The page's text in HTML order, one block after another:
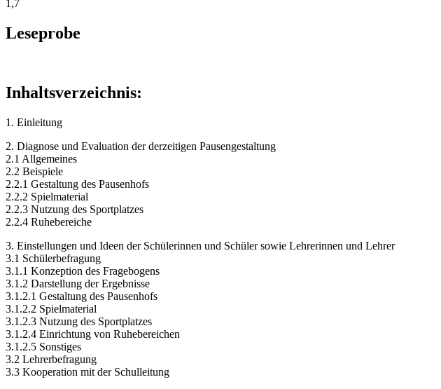
1,7
Leseprobe
Inhaltsverzeichnis:
1. Einleitung
2. Diagnose und Evaluation der derzeitigen Pausengestaltung
2.1 Allgemeines
2.2 Beispiele
2.2.1 Gestaltung des Pausenhofs
2.2.2 Spielmaterial
2.2.3 Nutzung des Sportplatzes
2.2.4 Ruhebereiche
3. Einstellungen und Ideen der Schülerinnen und Schüler sowie Lehrerinnen und Lehrer
3.1 Schülerbefragung
3.1.1 Konzeption des Fragebogens
3.1.2 Darstellung der Ergebnisse
3.1.2.1 Gestaltung des Pausenhofs
3.1.2.2 Spielmaterial
3.1.2.3 Nutzung des Sportplatzes
3.1.2.4 Einrichtung von Ruhebereichen
3.1.2.5 Sonstiges
3.2 Lehrerbefragung
3.3 Kooperation mit der Schulleitung